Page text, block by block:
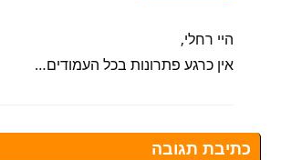
היי רחלי,
אין כרגע פתרונות בכל העמודים…
כתיבת תגובה